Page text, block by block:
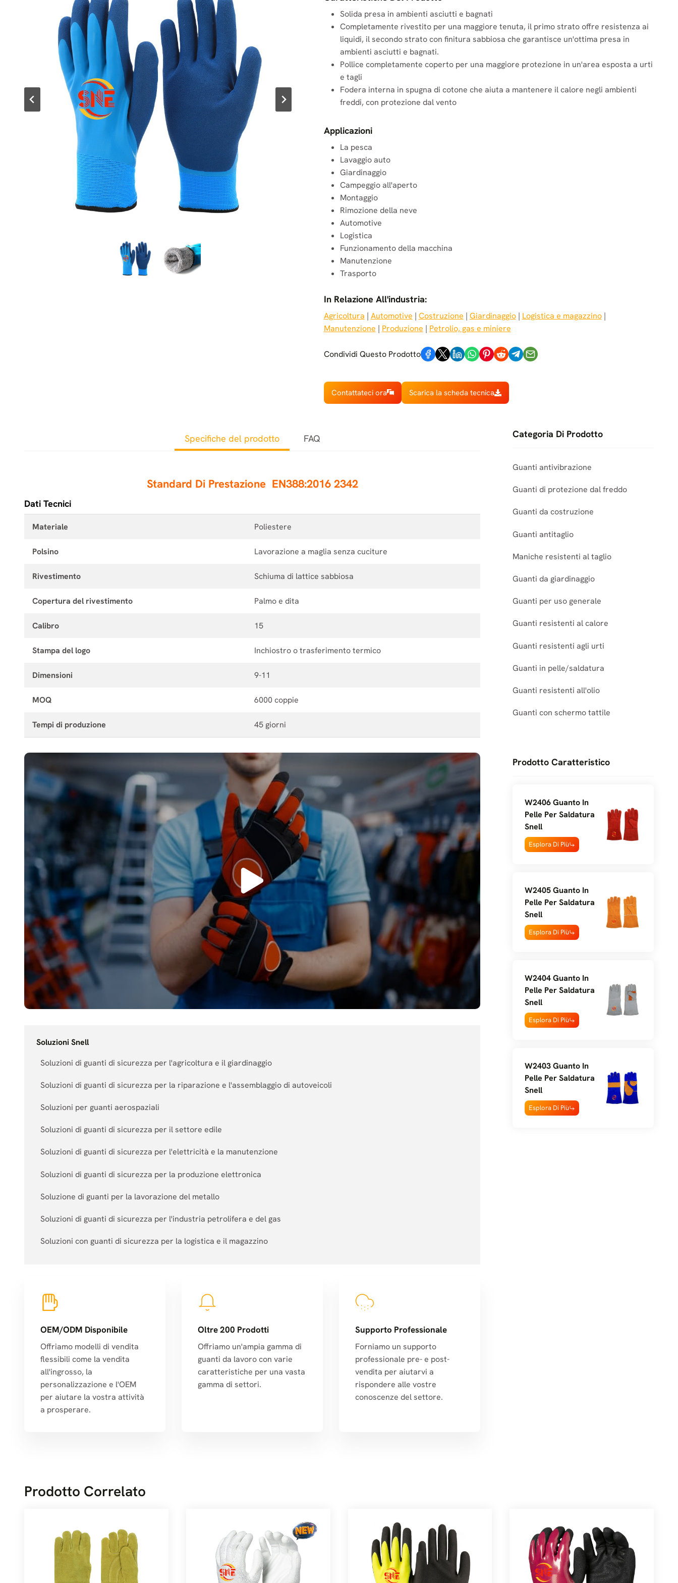
Solida presa in ambienti asciutti e bagnati
Completamente rivestito per una maggiore tenuta, il primo strato offre resistenza ai
liquidi, il secondo strato con finitura sabbiosa che garantisce un'ottima presa in
ambienti asciutti e bagnati.
Pollice completamente coperto per una maggiore protezione in un'area esposta a urti
e tagli
Fodera interna in spugna di cotone che aiuta a mantenere il calore negli ambienti
freddi, con protezione dal vento
Applicazioni
La pesca
Lavaggio auto
Giardinaggio
Campeggio all'aperto
Montaggio
Rimozione della neve
Automotive
Logistica
Funzionamento della macchina
Manutenzione
Trasporto
In Relazione All'industria:
Agricoltura | Automotive | Costruzione | Giardinaggio | Logistica e magazzino
Manutenzione | Produzione | Petrolio, gas e miniere
Condividi Questo Prodotto
Contattateci ora Scarica la scheda tecnica
Specifiche del prodotto FAQ
Standard Di Prestazione EN388:2016 2342
Dati Tecnici
Materiale Poliestere
Polsino Lavorazione a maglia senza cuciture
Rivestimento Schiuma di lattice sabbiosa
Copertura del rivestimento Palmo e dita
Calibro 15
Stampa del logo Inchiostro o trasferimento termico
Dimensioni 9-11
MOQ 6000 coppie
Tempi di produzione 45 giorni
Soluzioni Snell
Soluzioni di guanti di sicurezza per l'agricoltura e il giardinaggio
Soluzioni di guanti di sicurezza per la riparazione e l'assemblaggio di autoveicoli
Soluzioni per guanti aerospaziali
Soluzioni di guanti di sicurezza per il settore edile
Soluzioni di guanti di sicurezza per l'elettricità e la manutenzione
Soluzioni di guanti di sicurezza per la produzione elettronica
Soluzione di guanti per la lavorazione del metallo
Soluzioni di guanti di sicurezza per l'industria petrolifera e del gas
Soluzioni con guanti di sicurezza per la logistica e il magazzino
OEM/ODM Disponibile
Offriamo modelli di vendita
flessibili come la vendita
all'ingrosso, la
personalizzazione e l'OEM
per aiutare la vostra attività
a prosperare.
Oltre 200 Prodotti
Offriamo un'ampia gamma di
guanti da lavoro con varie
caratteristiche per una vasta
gamma di settori.
Supporto Professionale
Forniamo un supporto
professionale pre- e post-
vendita per aiutarvi a
rispondere alle vostre
conoscenze del settore.
Categoria Di Prodotto
Guanti antivibrazione
Guanti di protezione dal freddo
Guanti da costruzione
Guanti antitaglio
Maniche resistenti al taglio
Guanti da giardinaggio
Guanti per uso generale
Guanti resistenti al calore
Guanti resistenti agli urti
Guanti in pelle/saldatura
Guanti resistenti all'olio
Guanti con schermo tattile
Prodotto Caratteristico
W2406 Guanto In
Pelle Per Saldatura
Snell
Esplora Di Più
W2405 Guanto In
Pelle Per Saldatura
Snell
Esplora Di Più
W2404 Guanto In
Pelle Per Saldatura
Snell
Esplora Di Più
W2403 Guanto In
Pelle Per Saldatura
Snell
Esplora Di Più
Prodotto Correlato